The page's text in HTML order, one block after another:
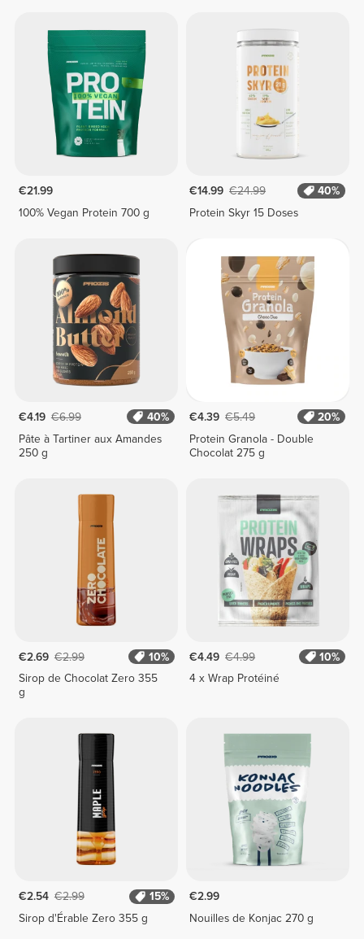
€21.99
100% Vegan Protein 700 g
€14.99 €24.99
40%
Protein Skyr 15 Doses
€4.19 €6.99
40%
Pâte à Tartiner aux Amandes
250 g
€4.39 €5.49
20%
Protein Granola - Double
Chocolat 275 g
€2.69 €2.99
10%
Sirop de Chocolat Zero 355
g
€4.49 €4.99
10%
4 x Wrap Protéiné
€2.54 €2.99
15%
Sirop d'Érable Zero 355 g
€2.99
Nouilles de Konjac 270 g